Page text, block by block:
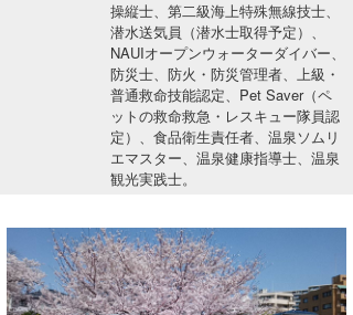
会員メニュー
今月のプレゼント
操縦士、第二級海上特殊無線技士、
潜水送気員（潜水士取得予定）、
NAUIオープンウォーターダイバー、
防災士、防火・防災管理者、上級・
普通救命技能認定、Pet Saver（ペ
ットの救命救急・レスキュー隊員認
定）、食品衛生責任者、温泉ソムリ
エマスター、温泉健康指導士、温泉
観光実践士。
ショップ情報
大阪
四国
ルール＆How to
サーファーズ